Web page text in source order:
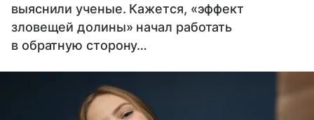
выяснили ученые. Кажется, «эффект
зловещей долины» начал работать
в обратную сторону…